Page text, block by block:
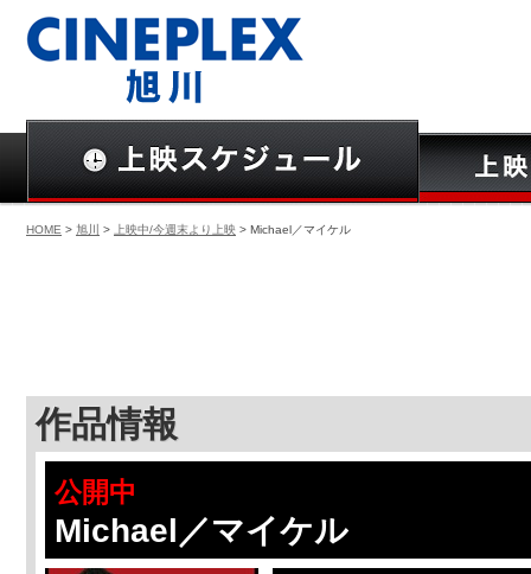
HOME > 旭川 > 上映中/今週末より上映 > Michael／マイケル
作品情報
公開中
Michael／マイケル